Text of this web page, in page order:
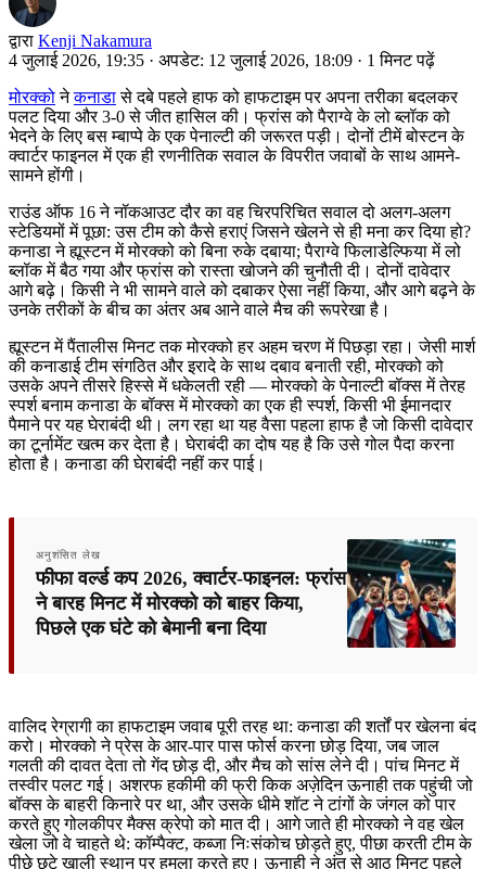
द्वारा Kenji Nakamura
4 जुलाई 2026, 19:35 · अपडेट: 12 जुलाई 2026, 18:09 · 1 मिनट पढ़ें
मोरक्कोनेकनाडासे दबे पहले हाफ को हाफटाइम पर अपना तरीका बदलकर
पलट दिया और 3-0 से जीत हासिल की। फ्रांस को पैराग्वे के लो ब्लॉक को
भेदने के लिए बस म्बाप्पे के एक पेनाल्टी की जरूरत पड़ी। दोनों टीमें बोस्टन के
क्वार्टर फाइनल में एक ही रणनीतिक सवाल के विपरीत जवाबों के साथ आमने-
सामने होंगी।
राउंड ऑफ 16 ने नॉकआउट दौर का वह चिरपरिचित सवाल दो अलग-अलग
स्टेडियमों में पूछा: उस टीम को कैसे हराएं जिसने खेलने से ही मना कर दिया हो?
कनाडा ने ह्यूस्टन में मोरक्को को बिना रुके दबाया; पैराग्वे फिलाडेल्फिया में लो
ब्लॉक में बैठ गया और फ्रांस को रास्ता खोजने की चुनौती दी। दोनों दावेदार
आगे बढ़े। किसी ने भी सामने वाले को दबाकर ऐसा नहीं किया, और आगे बढ़ने के
उनके तरीकों के बीच का अंतर अब आने वाले मैच की रूपरेखा है।
ह्यूस्टन में पैंतालीस मिनट तक मोरक्को हर अहम चरण में पिछड़ा रहा। जेसी मार्श
की कनाडाई टीम संगठित और इरादे के साथ दबाव बनाती रही, मोरक्को को
उसके अपने तीसरे हिस्से में धकेलती रही — मोरक्को के पेनाल्टी बॉक्स में तेरह
स्पर्श बनाम कनाडा के बॉक्स में मोरक्को का एक ही स्पर्श, किसी भी ईमानदार
पैमाने पर यह घेराबंदी थी। लग रहा था यह वैसा पहला हाफ है जो किसी दावेदार
का टूर्नामेंट खत्म कर देता है। घेराबंदी का दोष यह है कि उसे गोल पैदा करना
होता है। कनाडा की घेराबंदी नहीं कर पाई।
अनुशंसित लेख
फीफा वर्ल्ड कप 2026, क्वार्टर-फाइनल: फ्रांस
ने बारह मिनट में मोरक्को को बाहर किया,
पिछले एक घंटे को बेमानी बना दिया
वालिद रेग्रागी का हाफटाइम जवाब पूरी तरह था: कनाडा की शर्तों पर खेलना बंद
करो। मोरक्को ने प्रेस के आर-पार पास फोर्स करना छोड़ दिया, जब जाल
गलती की दावत देता तो गेंद छोड़ दी, और मैच को सांस लेने दी। पांच मिनट में
तस्वीर पलट गई। अशरफ हकीमी की फ्री किक अज़ेदिन ऊनाही तक पहुंची जो
बॉक्स के बाहरी किनारे पर था, और उसके धीमे शॉट ने टांगों के जंगल को पार
करते हुए गोलकीपर मैक्स क्रेपो को मात दी। आगे जाते ही मोरक्को ने वह खेल
खेला जो वे चाहते थे: कॉम्पैक्ट, कब्जा निःसंकोच छोड़ते हुए, पीछा करती टीम के
पीछे छूटे खाली स्थान पर हमला करते हुए। ऊनाही ने अंत से आठ मिनट पहले